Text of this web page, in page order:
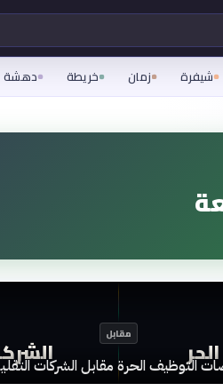
شيفرة زمان خريطة دهشة
مقابل
التوظيف الحرة مقابل الشركات